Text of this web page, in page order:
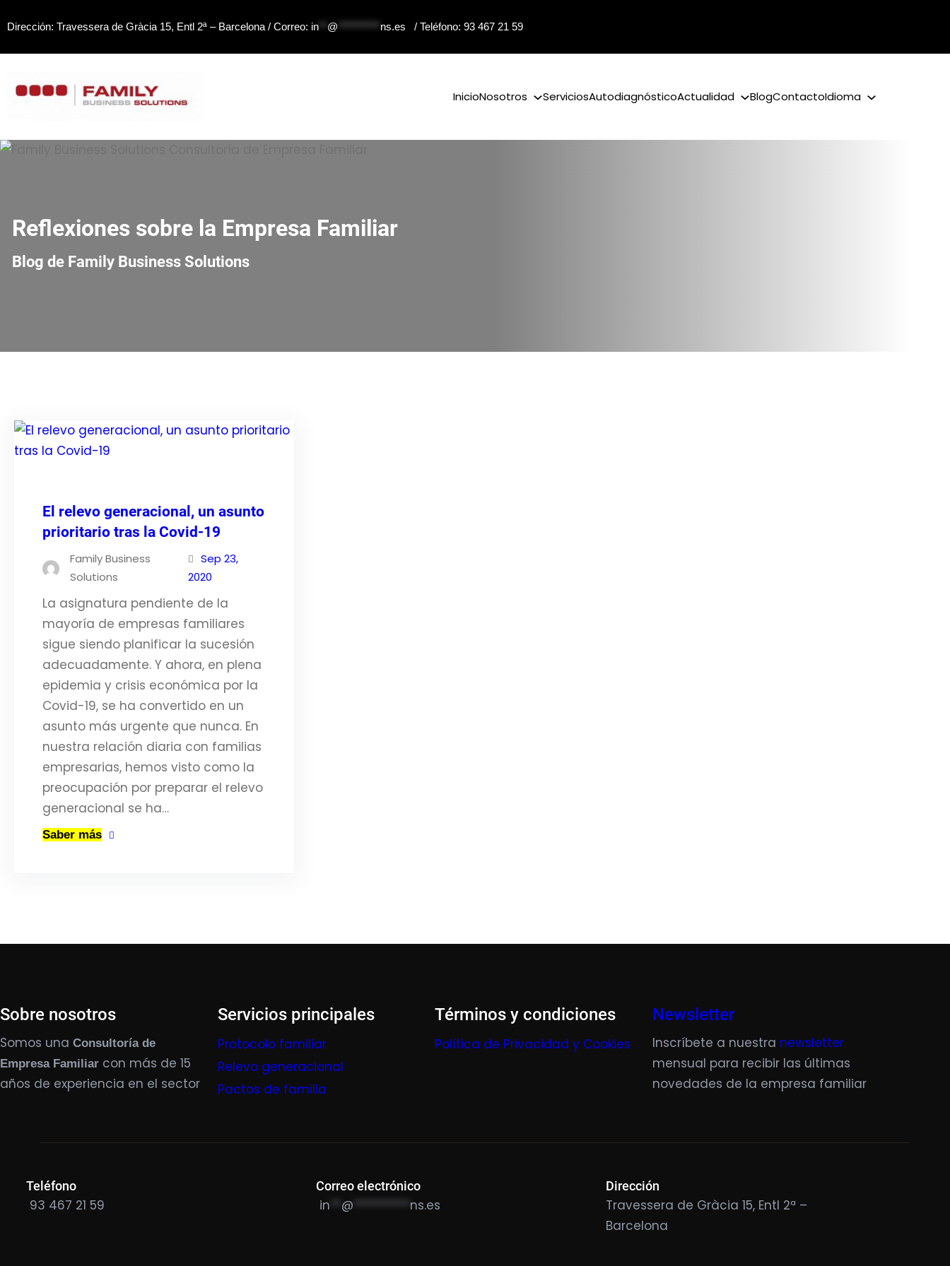
al
contenido
Dirección: Travessera de Gràcia 15, Entl 2ª – Barcelona / Correo: in @ ns.es / Teléfono: 93 467 21 59
InicioNosotros ServiciosAutodiagnósticoActualidad BlogContactoIdioma
Reflexiones sobre la Empresa Familiar
Blog de Family Business Solutions
El relevo generacional, un asunto
prioritario tras la Covid-19
Family Business
Solutions
Sep 23,
2020
La asignatura pendiente de la
mayoría de empresas familiares
sigue siendo planificar la sucesión
adecuadamente. Y ahora, en plena
epidemia y crisis económica por la
Covid-19, se ha convertido en un
asunto más urgente que nunca. En
nuestra relación diaria con familias
empresarias, hemos visto como la
preocupación por preparar el relevo
generacional se ha…
Saber más
Sobre nosotros
Somos una Consultoría de
Empresa Familiar con más de 15
años de experiencia en el sector
Servicios principales
Protocolo familiar
Relevo generacional
Pactos de familia
Términos y condiciones
Política de Privacidad y Cookies
Newsletter
Inscríbete a nuestra newsletter
mensual para recibir las últimas
novedades de la empresa familiar
Teléfono
93 467 21 59
Correo electrónico
in @ ********** ns.es
Dirección
Travessera de Gràcia 15, Entl 2ª –
Barcelona